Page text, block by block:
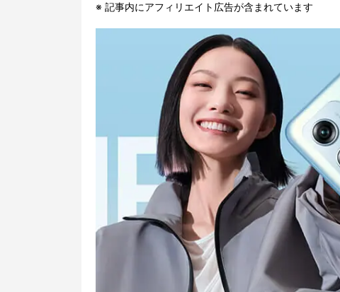
※ 記事内にアフィリエイト広告が含まれています